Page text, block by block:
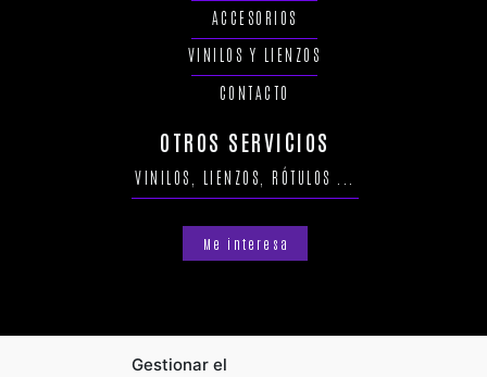
Gestionar el
ACCESORIOS
VINILOS Y LIENZOS
CONTACTO
OTROS SERVICIOS
VINILOS, LIENZOS, RÓTULOS ...
Me interesa